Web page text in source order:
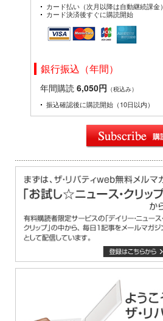
カード払い（次月以降は自動継続課金）
カード決済後すぐに購読開始
銀行振込（年間）
年間購読 6,050円 （税込み）
振込確認後に購読開始（10日以内）